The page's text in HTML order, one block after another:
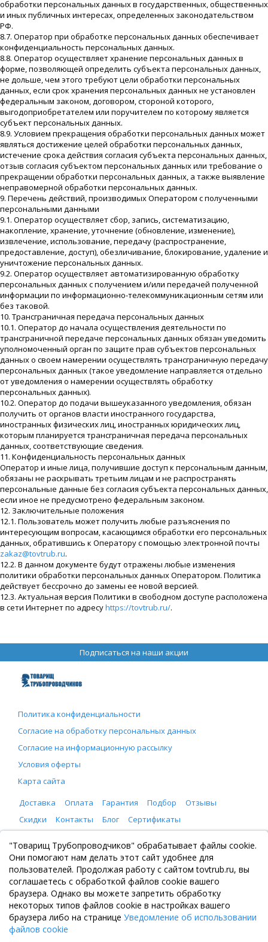
обработки персональных данных в государственных, общественных
и иных публичных интересах, определенных законодательством
РФ.
8.7. Оператор при обработке персональных данных обеспечивает
конфиденциальность персональных данных.
8.8. Оператор осуществляет хранение персональных данных в
форме, позволяющей определить субъекта персональных данных,
не дольше, чем этого требуют цели обработки персональных
данных, если срок хранения персональных данных не установлен
федеральным законом, договором, стороной которого,
выгодоприобретателем или поручителем по которому является
субъект персональных данных.
8.9. Условием прекращения обработки персональных данных может
являться достижение целей обработки персональных данных,
истечение срока действия согласия субъекта персональных данных,
отзыв согласия субъектом персональных данных или требование о
прекращении обработки персональных данных, а также выявление
неправомерной обработки персональных данных.
9. Перечень действий, производимых Оператором с полученными
персональными данными
9.1. Оператор осуществляет сбор, запись, систематизацию,
накопление, хранение, уточнение (обновление, изменение),
извлечение, использование, передачу (распространение,
предоставление, доступ), обезличивание, блокирование, удаление и
уничтожение персональных данных.
9.2. Оператор осуществляет автоматизированную обработку
персональных данных с получением и/или передачей полученной
информации по информационно-телекоммуникационным сетям или
без таковой.
10. Трансграничная передача персональных данных
10.1. Оператор до начала осуществления деятельности по
трансграничной передаче персональных данных обязан уведомить
уполномоченный орган по защите прав субъектов персональных
данных о своем намерении осуществлять трансграничную передачу
персональных данных (такое уведомление направляется отдельно
от уведомления о намерении осуществлять обработку
персональных данных).
10.2. Оператор до подачи вышеуказанного уведомления, обязан
получить от органов власти иностранного государства,
иностранных физических лиц, иностранных юридических лиц,
которым планируется трансграничная передача персональных
данных, соответствующие сведения.
11. Конфиденциальность персональных данных
Оператор и иные лица, получившие доступ к персональным данным,
обязаны не раскрывать третьим лицам и не распространять
персональные данные без согласия субъекта персональных данных,
если иное не предусмотрено федеральным законом.
12. Заключительные положения
12.1. Пользователь может получить любые разъяснения по
интересующим вопросам, касающимся обработки его персональных
данных, обратившись к Оператору с помощью электронной почты
zakaz@tovtrub.ru.
12.2. В данном документе будут отражены любые изменения
политики обработки персональных данных Оператором. Политика
действует бессрочно до замены ее новой версией.
12.3. Актуальная версия Политики в свободном доступе расположена
в сети Интернет по адресуhttps://tovtrub.ru/.
Подписаться на наши акции
Политика конфиденциальности
Согласие на обработку персональных данных
Согласие на информационную рассылку
Условия оферты
Карта сайта
Доставка
Оплата Гарантия Подбор
Отзывы
Скидки
Контакты Блог Сертификаты
ООО "Товарищ Трубопроводчиков"
Москва, Рязанский проспект 8, с. 2
+7 (495) 065-46-75
zakaz@tovtrub.ru
09:00-17:00 ПН-ПТ
Склад: Москва, Рязанский проспект 8, с. 2
"Товарищ Трубопроводчиков" обрабатывает файлы cookie.
Они помогают нам делать этот сайт удобнее для
пользователей. Продолжая работу с сайтом tovtrub.ru, вы
соглашаетесь с обработкой файлов cookie вашего
браузера. Однако вы можете запретить обработку
некоторых типов файлов cookie в настройках вашего
браузера либо на странице Уведомление об использовании
файлов cookie